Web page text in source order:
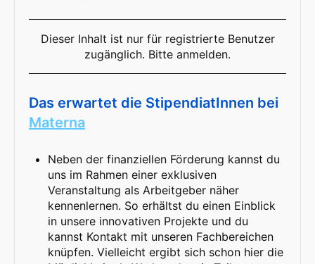
Dieser Inhalt ist nur für registrierte Benutzer
zugänglich. Bitte anmelden.
Das erwartet die StipendiatInnen bei
Materna
Neben der finanziellen Förderung kannst du
uns im Rahmen einer exklusiven
Veranstaltung als Arbeitgeber näher
kennenlernen. So erhältst du einen Einblick
in unsere innovativen Projekte und du
kannst Kontakt mit unseren Fachbereichen
knüpfen. Vielleicht ergibt sich schon hier die